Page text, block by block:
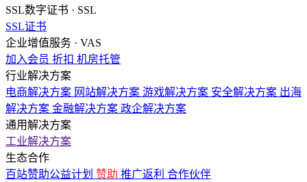
SSL数字证书 · SSL
SSL证书
企业增值服务 · VAS
加入会员 折扣 机房托管
行业解决方案
电商解决方案 网站解决方案 游戏解决方案 安全解决方案 出海
解决方案 金融解决方案 政企解决方案
通用解决方案
工业解决方案
生态合作
百站赞助公益计划 赞助 推广返利 合作伙伴